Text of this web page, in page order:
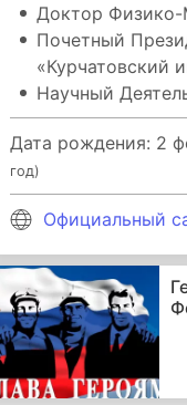
Доктор Физико-
Почетный
«Курчатовский
Научный
Дата рождения: 2
год)
Официальный